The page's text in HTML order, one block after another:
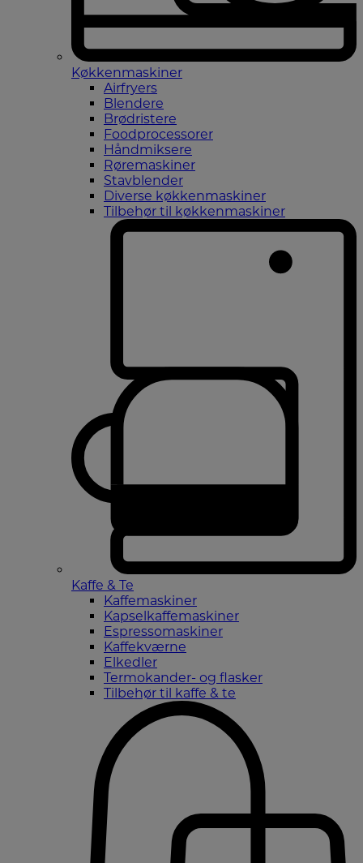
Køkkenmaskiner
Airfryers
Blendere
Brødristere
Foodprocessorer
Håndmiksere
Røremaskiner
Stavblender
Diverse køkkenmaskiner
Tilbehør til køkkenmaskiner
Kaffe & Te
Kaffemaskiner
Kapselkaffemaskiner
Espressomaskiner
Kaffekværne
Elkedler
Termokander- og flasker
Tilbehør til kaffe & te